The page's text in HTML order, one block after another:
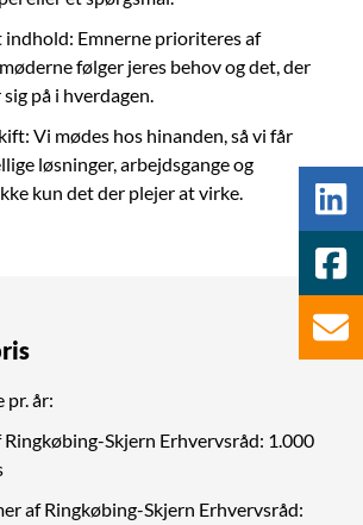
Emnerne prioriteres af
følger jeres behov og det, der
på i hverdagen.
Vi mødes hos hinanden, så vi får
løsninger, arbejdsgange og
kun det der plejer at virke.
pr. år:
Skjern Erhvervsråd: 1.000
af Ringkøbing-Skjern Erhvervsråd: